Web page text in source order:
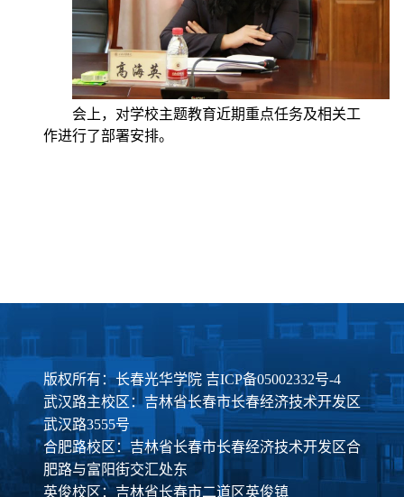
会上，对学校主题教育近期重点任务及相关工
作进行了部署安排。
版权所有：长春光华学院 吉ICP备05002332号-4
武汉路主校区：吉林省长春市长春经济技术开发区
武汉路3555号
合肥路校区：吉林省长春市长春经济技术开发区合
肥路与富阳街交汇处东
英俊校区：吉林省长春市二道区英俊镇